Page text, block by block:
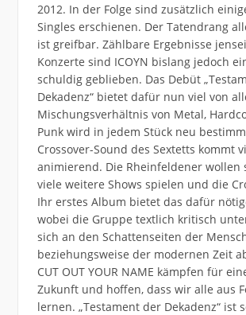
2012. In der Folge sind zusätzlich
Singles erschienen. Der Tatendrang
ist greifbar. Zählbare Ergebnisse
Konzerte sind ICOYN bislang jedoch
schuldig geblieben. Das Debüt
Dekadenz“ bietet dafür nun viel von
Mischungsverhältnis von Metal,
Punk wird in jedem Stück neu
Crossover-Sound des Sextetts kommt
animierend. Die Rheinfeldener wollen
viele weitere Shows spielen und die
Ihr erstes Album bietet das dafür
wobei die Gruppe textlich kritisch
sich an den Schattenseiten der
beziehungsweise der modernen Zeit
CUT OUT YOUR NAME kämpfen für
Zukunft und hoffen, dass wir alle aus
lernen. „Testament der Dekadenz“ ist